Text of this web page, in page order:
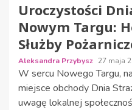
Uroczystości
Nowym Targu:
Służby
Aleksandra Przybysz 27 maja
W sercu Nowego Targu,
miejsce obchody Dnia
uwagę lokalnej